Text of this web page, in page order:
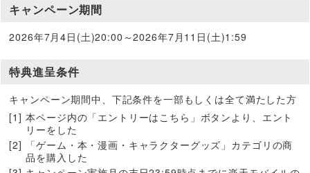
キャンペーン期間
2026年7月4日(土)20:00～2026年7月11日(土)1:59
特典進呈条件
キャンペーン期間中、下記条件を一部もしくは全て満たした方
本ページ内の「エントリーはこちら」ボタンより、エント
リーをした
「ゲーム・本・漫画・キャラクターグッズ」カテゴリの商
品を購入した